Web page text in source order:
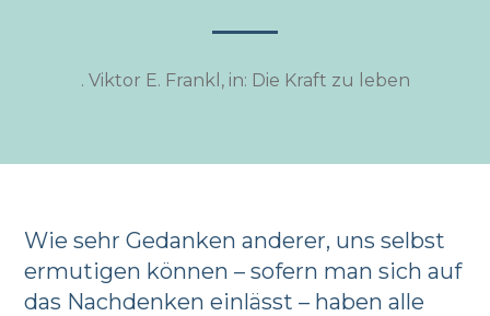
. Viktor E. Frankl, in: Die Kraft zu leben
Wie sehr Gedanken anderer, uns selbst
ermutigen können – sofern man sich auf
das Nachdenken einlässt – haben alle